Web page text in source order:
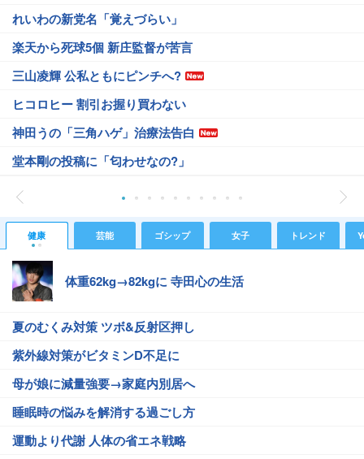
れいわの新党名「覚えづらい」
楽天から死球5個 新庄監督が苦言
三山凌輝 公私ともにピンチへ?
ヒコロヒー 割引お握り買わない
神田うの「三角ハゲ」治療法告白
堂本剛の投稿に「匂わせなの?」
健康 芸能 ゴシップ 女子 トレンド
体重62kg→82kgに 寺田心の生活
夏のむくみ対策 ツボ&反射区押し
紫外線対策がビタミンD不足に
母が娘に減量強要→家庭内別居へ
睡眠時の悩みを解消する過ごし方
運動より代謝 人体の省エネ戦略